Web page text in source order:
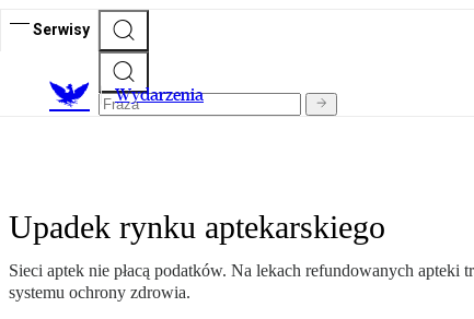
Serwisy
Wydarzenia
Upadek rynku aptekarskiego
Sieci aptek nie płacą podatków. Na lekach refundowanych apteki
systemu ochrony zdrowia.